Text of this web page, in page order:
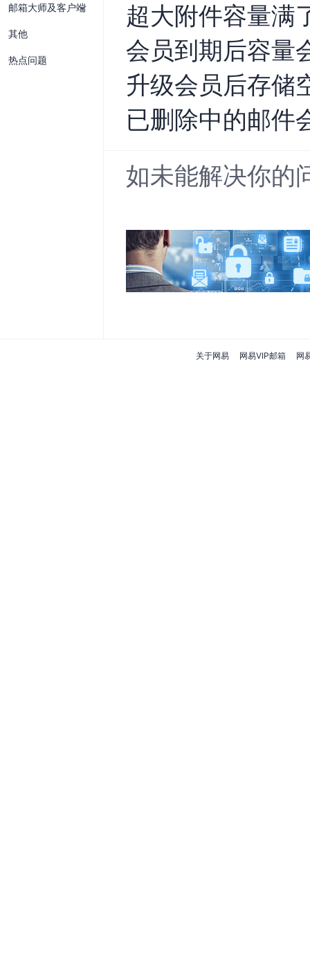
邮箱大师及客户端
其他
热点问题
超大附件容量满
会员到期后容量
升级会员后存储
已删除中的邮件
如未能解决你的
关于网易 网易VIP邮箱 网